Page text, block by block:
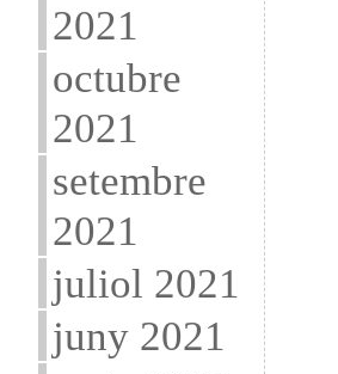
2021
octubre
2021
setembre
2021
juliol 2021
juny 2021